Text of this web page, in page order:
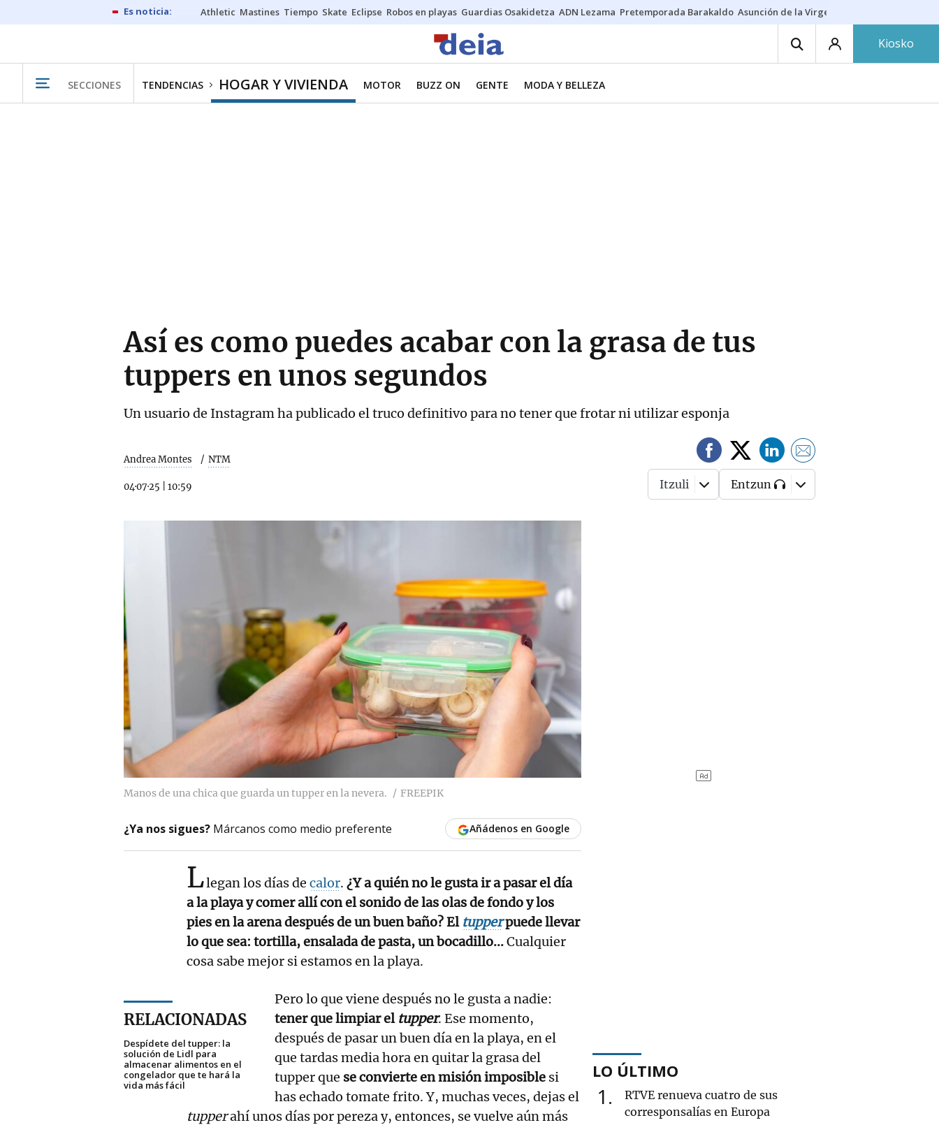
Athletic Mastines Tiempo Skate Eclipse Robos en playas Guardias Osakidetza ADN Lezama Pretemporada Barakaldo Asunción de la Virgen
Kiosko
SECCIONES TENDENCIAS HOGAR Y VIVIENDA MOTOR BUZZ ON GENTE MODA Y BELLEZA
Así es como puedes acabar con la grasa de tus
tuppers en unos segundos
Un usuario de Instagram ha publicado el truco definitivo para no tener que frotar ni utilizar esponja
Andrea Montes NTM
04·07·25 10:59 Itzuli Entzun
Manos de una chica que guarda un tupper en la nevera. FREEPIK
¿Ya nos sigues? Márcanos como medio preferente Añádenos en Google
Llegan los días de calor. ¿Y a quién no le gusta ir a pasar el día
a la playa y comer allí con el sonido de las olas de fondo y los
pies en la arena después de un buen baño?El tupperpuede llevar
lo que sea: tortilla, ensalada de pasta, un bocadillo...Cualquier
cosa sabe mejor si estamos en la playa.
RELACIONADAS
Despídete del tupper: la
solución de Lidl para
almacenar alimentos en el
congelador que te hará la
vida más fácil
Pero lo que viene después no le gusta a nadie:
tener que limpiar el tupper. Ese momento,
después de pasar un buen día en la playa, en el
que tardas media hora en quitar la grasa del
tupper que se convierte en misión imposible si
has echado tomate frito. Y, muchas veces, dejas el
tupperahí unos días por pereza y, entonces, se vuelve aún más
LO ÚLTIMO
1
RTVE renueva cuatro de sus
corresponsalías en Europa